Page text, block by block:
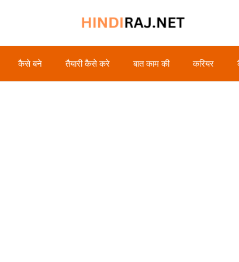
कैसे बने तैयारी कैसे करे बात काम की करियर